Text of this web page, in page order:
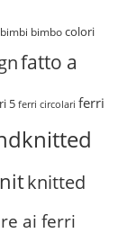
bimbi bimbo colori
fatto a
5 ferri circolari ferri
knitted
ai ferri